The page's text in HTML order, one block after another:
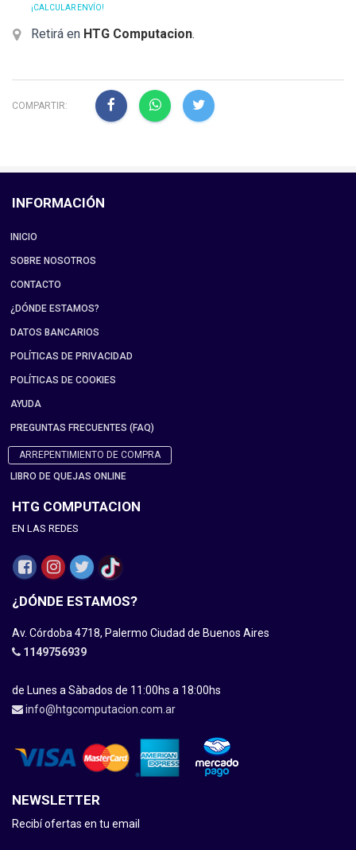
¡CALCULAR ENVÍO!
Retirá en HTG Computacion.
COMPARTIR:
INFORMACIÓN
INICIO
SOBRE NOSOTROS
CONTACTO
¿DÓNDE ESTAMOS?
DATOS BANCARIOS
POLÍTICAS DE PRIVACIDAD
POLÍTICAS DE COOKIES
AYUDA
PREGUNTAS FRECUENTES (FAQ)
ARREPENTIMIENTO DE COMPRA
LIBRO DE QUEJAS ONLINE
HTG COMPUTACION
EN LAS REDES
¿DÓNDE ESTAMOS?
Av. Córdoba 4718, Palermo Ciudad de Buenos Aires
1149756939
de Lunes a Sàbados de 11:00hs a 18:00hs
info@htgcomputacion.com.ar
NEWSLETTER
Recibí ofertas en tu email